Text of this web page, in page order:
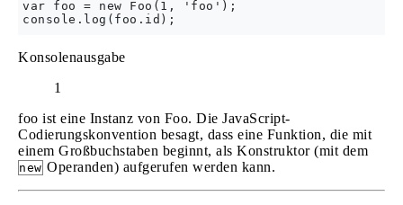
var foo = new Foo(1, 'foo');
Konsolenausgabe
1
foo ist eine Instanz von Foo. Die JavaScript-
Codierungskonvention besagt, dass eine Funktion, die mit
einem Großbuchstaben beginnt, als Konstruktor (mit dem
new Operanden) aufgerufen werden kann.